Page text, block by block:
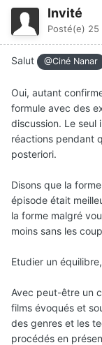
Invité
Posté(e) 25
Salut @Ciné Nanar
Oui, autant
formule avec des
discussion. Le seul
réactions pendant
posteriori.
Disons que la
épisode était
la forme malgré
moins sans les
Etudier un
Avec peut-être un
films évoqués et
des genres et les
procédés en